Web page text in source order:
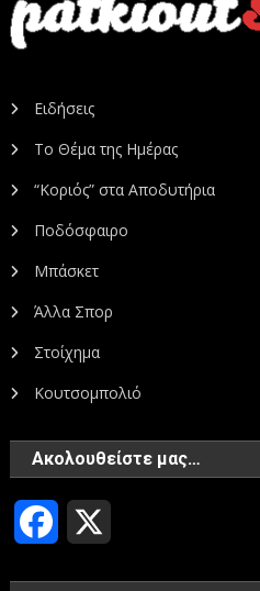
Ειδήσεις
Το Θέμα της Ημέρας
“Κοριός” στα Αποδυτήρια
Ποδόσφαιρο
Μπάσκετ
Άλλα Σπορ
Στοίχημα
Κουτσομπολιό
Ακολουθείστε μας…
Facebook